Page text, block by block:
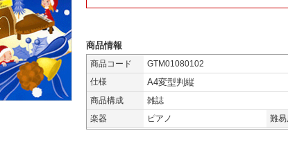
商品情報
商品コード
GTM01080102
仕様
A4変型判縦
商品構成
雑誌
楽器
ピアノ 難